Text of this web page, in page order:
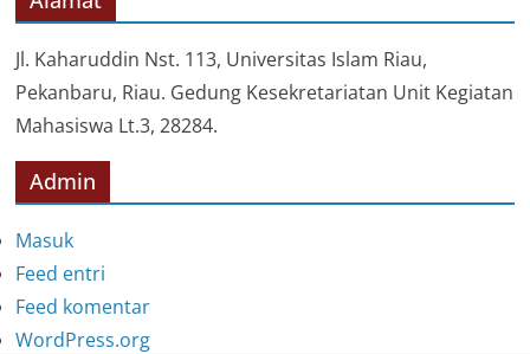
r
i
Jl. Kaharuddin Nst. 113, Universitas Islam Riau,
Pekanbaru, Riau. Gedung Kesekretariatan Unit Kegiatan
Mahasiswa Lt.3, 28284.
Admin
Masuk
Feed entri
Feed komentar
WordPress.org